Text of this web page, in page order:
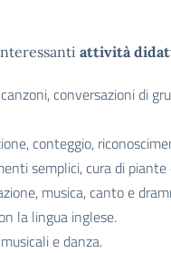
attività
conversazioni di
conteggio,
semplici, cura di
musica, canto e
la lingua inglese.
e danza.